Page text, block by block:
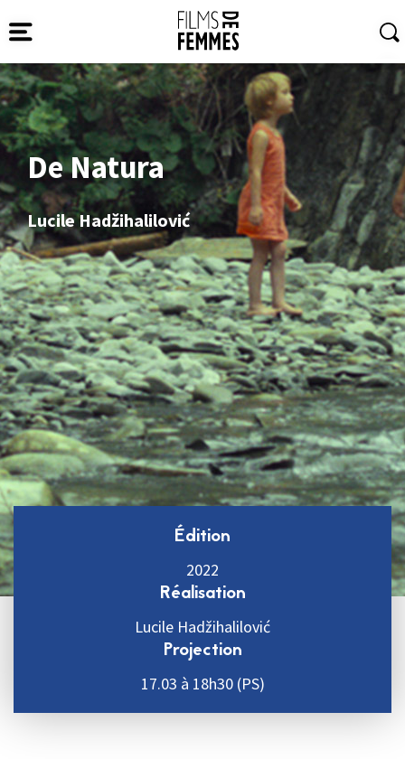
De Natura
Lucile Hadžihalilović
Édition
2022
Réalisation
Lucile Hadžihalilović
Projection
17.03 à 18h30 (PS)